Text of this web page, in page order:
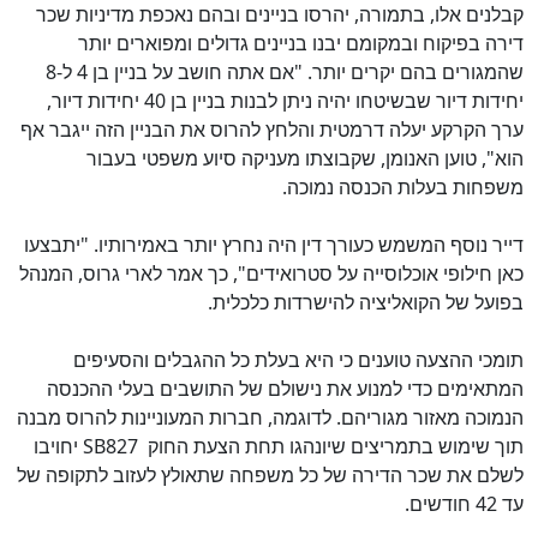
קבלנים אלו, בתמורה, יהרסו בניינים ובהם נאכפת מדיניות שכר
דירה בפיקוח ובמקומם יבנו בניינים גדולים ומפוארים יותר
שהמגורים בהם יקרים יותר. "אם אתה חושב על בניין בן 4 ל-8
יחידות דיור שבשיטחו יהיה ניתן לבנות בניין בן 40 יחידות דיור,
ערך הקרקע יעלה דרמטית והלחץ להרוס את הבניין הזה ייגבר אף
הוא", טוען האנומן, שקבוצתו מעניקה סיוע משפטי בעבור
משפחות בעלות הכנסה נמוכה.
דייר נוסף המשמש כעורך דין היה נחרץ יותר באמירותיו. "יתבצעו
כאן חילופי אוכלוסייה על סטרואידים", כך אמר לארי גרוס, המנהל
בפועל של הקואליציה להישרדות כלכלית.
תומכי ההצעה טוענים כי היא בעלת כל ההגבלים והסעיפים
המתאימים כדי למנוע את נישולם של התושבים בעלי ההכנסה
הנמוכה מאזור מגוריהם. לדוגמה, חברות המעוניינות להרוס מבנה
תוך שימוש בתמריצים שיונהגו תחת הצעת החוק SB827 יחויבו
לשלם את שכר הדירה של כל משפחה שתאולץ לעזוב לתקופה של
עד 42 חודשים.